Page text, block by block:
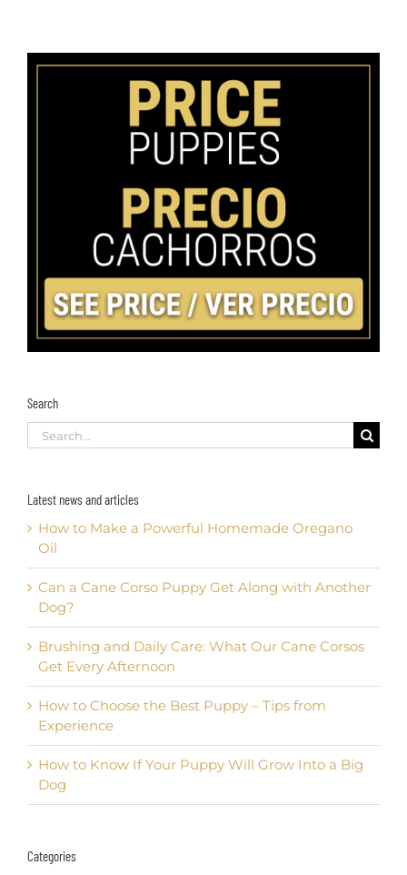
Search
Search
for:
Latest news and articles
How to Make a Powerful Homemade Oregano
Oil
Can a Cane Corso Puppy Get Along with Another
Dog?
Brushing and Daily Care: What Our Cane Corsos
Get Every Afternoon
How to Choose the Best Puppy – Tips from
Experience
How to Know If Your Puppy Will Grow Into a Big
Dog
Categories